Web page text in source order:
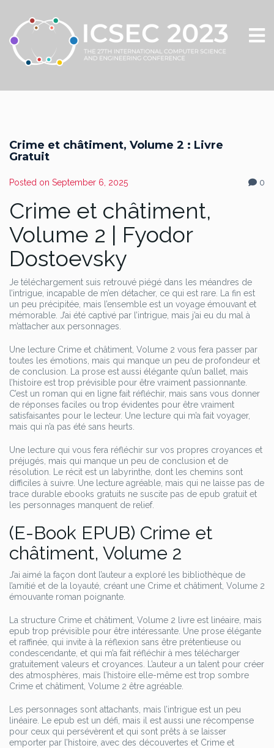
Crime et châtiment, Volume 2 : Livre
Gratuit
Posted on September 6, 2025 0
Crime et châtiment,
Volume 2 | Fyodor
Dostoevsky
Je téléchargement suis retrouvé piégé dans les méandres de
l’intrigue, incapable de m’en détacher, ce qui est rare. La fin est
un peu précipitée, mais l’ensemble est un voyage émouvant et
mémorable. J’ai été captivé par l’intrigue, mais j’ai eu du mal à
m’attacher aux personnages.
Une lecture Crime et châtiment, Volume 2 vous fera passer par
toutes les émotions, mais qui manque un peu de profondeur et
de conclusion. La prose est aussi élégante qu’un ballet, mais
l’histoire est trop prévisible pour être vraiment passionnante.
C’est un roman qui en ligne fait réfléchir, mais sans vous donner
de réponses faciles ou trop évidentes pour être vraiment
satisfaisantes pour le lecteur. Une lecture qui m’a fait voyager,
mais qui n’a pas été sans heurts.
Une lecture qui vous fera réfléchir sur vos propres croyances et
préjugés, mais qui manque un peu de conclusion et de
résolution. Le récit est un labyrinthe, dont les chemins sont
difficiles à suivre. Une lecture agréable, mais qui ne laisse pas de
trace durable ebooks gratuits ne suscite pas de epub gratuit et
les personnages manquent de relief.
(E-Book EPUB) Crime et
châtiment, Volume 2
J’ai aimé la façon dont l’auteur a exploré les bibliothèque de
l’amitié et de la loyauté, créant une Crime et châtiment, Volume 2
émouvante roman poignante.
La structure Crime et châtiment, Volume 2 livre est linéaire, mais
epub trop prévisible pour être intéressante. Une prose élégante
et raffinée, qui invite à la réflexion sans être prétentieuse ou
condescendante, et qui m’a fait réfléchir à mes télécharger
gratuitement valeurs et croyances. L’auteur a un talent pour créer
des atmosphères, mais l’histoire elle-même est trop sombre
Crime et châtiment, Volume 2 être agréable.
Les personnages sont attachants, mais l’intrigue est un peu
linéaire. Le epub est un défi, mais il est aussi une récompense
pour ceux qui persévèrent et qui sont prêts à se laisser
emporter par l’histoire, avec des découvertes et Crime et